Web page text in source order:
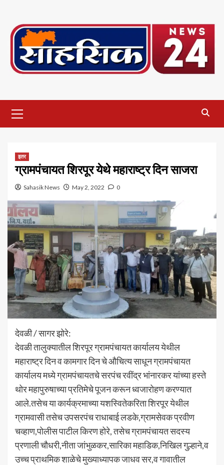
content
Menu
इतर
ग्रामपंचायत शिरपूर येथे महाराष्ट्र दिन साजरा
Sahasik News May 2, 2022 0
देवळी / सागर झोरे:
देवळी तालुक्यातील शिरपूर ग्रामपंचायत कार्यालय येथील
महाराष्ट्र दिन व कामगार दिन चे औचित्य साधून ग्रामपंचायत
कार्यालय मध्ये ग्रामपंचायतचे सरपंच रवींद्र भांनारकर यांच्या हस्ते
थोर महापुरुषाच्या प्रतिमेचे पूजन करून ध्वजारोहण करण्यात
आले.तसेच या कार्यक्रमाच्या यशस्वितेकरिता शिरपूर येथील
ग्रामवासी तसेच उपसरपंच राधाबाई लडके,ग्रामसेवक प्रवीण
चव्हाण,पोलीस पाटील किरण होरे, तसेच ग्रामपंचायत सदस्य
प्रणाली चौधरी,नीता जांभुळकर,सारिका महाडिक,निखिल गुल्हाने,व
उच्च प्राथमिक शाळेचे मुख्याध्यापक जाधव सर,व गावातील